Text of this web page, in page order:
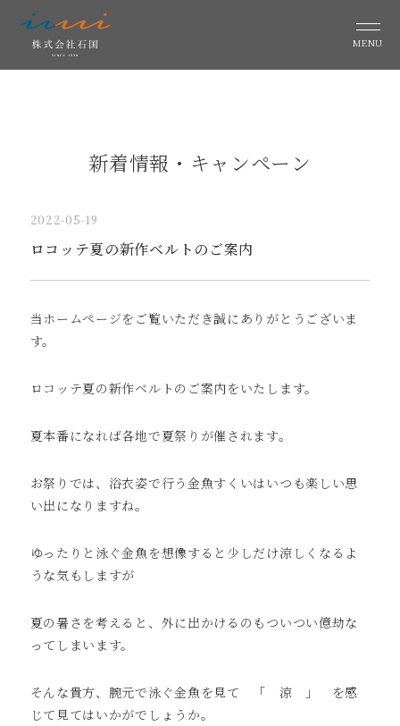
MENU
新着情報・キャンペーン
2022-05-19
ロコッテ夏の新作ベルトのご案内
当ホームページをご覧いただき誠にありがとうございま
す。
ロコッテ夏の新作ベルトのご案内をいたします。
夏本番になれば各地で夏祭りが催されます。
お祭りでは、浴衣姿で行う金魚すくいはいつも楽しい思
い出になりますね。
ゆったりと泳ぐ金魚を想像すると少しだけ涼しくなるよ
うな気もしますが
夏の暑さを考えると、外に出かけるのもついつい億劫な
ってしまいます。
そんな貴方、腕元で泳ぐ金魚を見て 「 涼 」 を感
じて見てはいかがでしょうか。